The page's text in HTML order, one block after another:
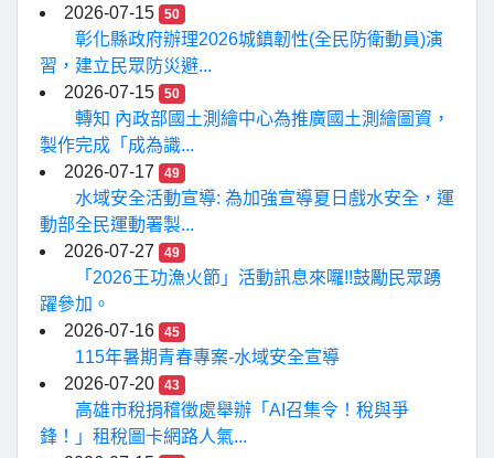
2026-07-15
50
彰化縣政府辦理2026城鎮韌性(全民防衛動員)演
習，建立民眾防災避...
2026-07-15
50
轉知 內政部國土測繪中心為推廣國土測繪圖資，
製作完成「成為識...
2026-07-17
49
水域安全活動宣導: 為加強宣導夏日戲水安全，運
動部全民運動署製...
2026-07-27
49
「2026王功漁火節」活動訊息來囉!!鼓勵民眾踴
躍參加。
2026-07-16
45
115年暑期青春專案-水域安全宣導
2026-07-20
43
高雄市稅捐稽徵處舉辦「AI召集令！稅與爭
鋒！」租稅圖卡網路人氣...